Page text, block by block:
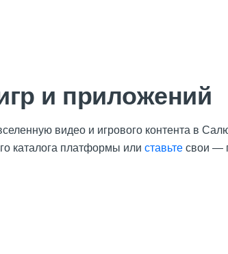
и приложений
видео и игрового контента в
каталога платформы или ставьте свои —